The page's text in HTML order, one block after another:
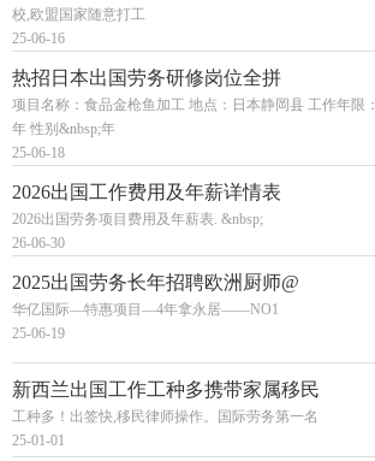
校,欧盟国家随意打工
25-06-16
热招日本出国劳务研修岗位全拼
项目名称：食品金枪鱼加工 地点：日本静岡县 工作年限
年 性别&nbsp;年
25-06-18
2026出国工作费用及年薪详情表
2026出国劳务项目费用及年薪表. &nbsp;
26-06-30
2025出国劳务长年招聘欧洲厨师@
华亿国际—特惠项目—4年拿永居——NO1
25-06-19
新西兰出国工作工种多携带家属移民
工种多！出签快,移民律师操作。国际劳务第一名
25-01-01